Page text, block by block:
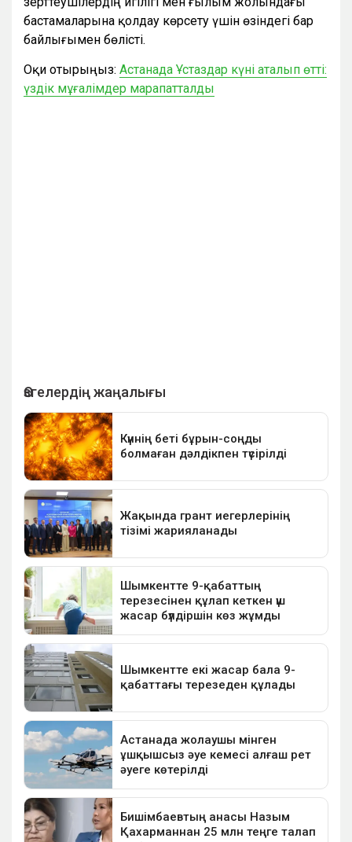
бастамаларына қолдау көрсету үшін өзіндегі бар
байлығымен бөлісті.
Оқи отырыңыз: Астанада Ұстаздар күні аталып өтті:
үздік мұғалімдер марапатталды